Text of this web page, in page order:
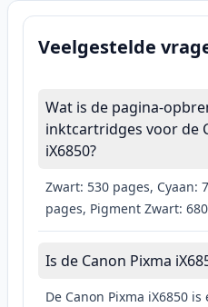
Veelgestelde
Wat is de pagina-
inktcartridges voor de
iX6850?
Zwart: 530 pages, Cyaan:
pages, Pigment Zwart:
Is de Canon Pixma
De Canon Pixma iX6850 is